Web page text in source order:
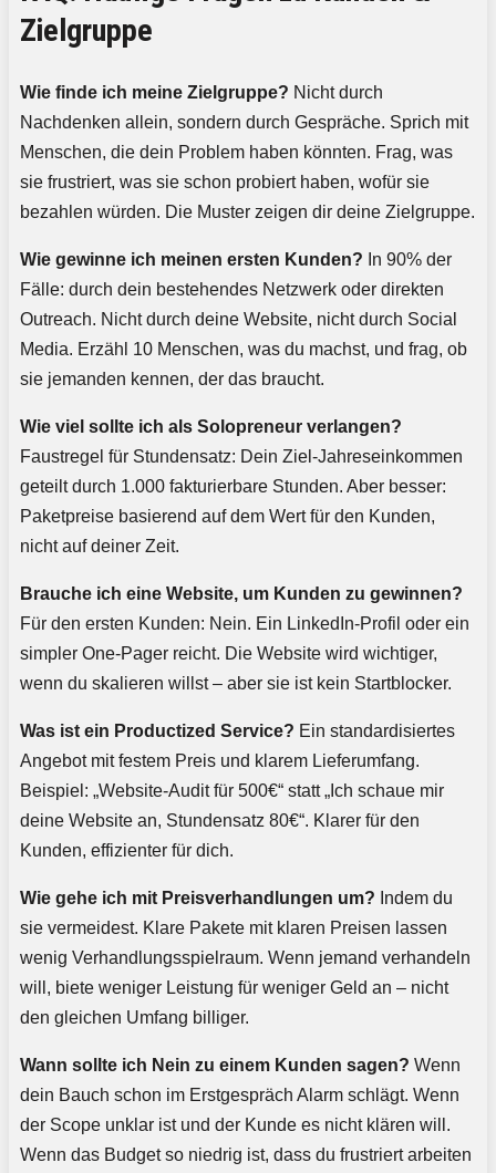
Zielgruppe
Wie finde ich meine Zielgruppe? Nicht durch
Nachdenken allein, sondern durch Gespräche. Sprich mit
Menschen, die dein Problem haben könnten. Frag, was
sie frustriert, was sie schon probiert haben, wofür sie
bezahlen würden. Die Muster zeigen dir deine Zielgruppe.
Wie gewinne ich meinen ersten Kunden? In 90% der
Fälle: durch dein bestehendes Netzwerk oder direkten
Outreach. Nicht durch deine Website, nicht durch Social
Media. Erzähl 10 Menschen, was du machst, und frag, ob
sie jemanden kennen, der das braucht.
Wie viel sollte ich als Solopreneur verlangen?
Faustregel für Stundensatz: Dein Ziel-Jahreseinkommen
geteilt durch 1.000 fakturierbare Stunden. Aber besser:
Paketpreise basierend auf dem Wert für den Kunden,
nicht auf deiner Zeit.
Brauche ich eine Website, um Kunden zu gewinnen?
Für den ersten Kunden: Nein. Ein LinkedIn-Profil oder ein
simpler One-Pager reicht. Die Website wird wichtiger,
wenn du skalieren willst – aber sie ist kein Startblocker.
Was ist ein Productized Service? Ein standardisiertes
Angebot mit festem Preis und klarem Lieferumfang.
Beispiel: „Website-Audit für 500€“ statt „Ich schaue mir
deine Website an, Stundensatz 80€“. Klarer für den
Kunden, effizienter für dich.
Wie gehe ich mit Preisverhandlungen um? Indem du
sie vermeidest. Klare Pakete mit klaren Preisen lassen
wenig Verhandlungsspielraum. Wenn jemand verhandeln
will, biete weniger Leistung für weniger Geld an – nicht
den gleichen Umfang billiger.
Wann sollte ich Nein zu einem Kunden sagen? Wenn
dein Bauch schon im Erstgespräch Alarm schlägt. Wenn
der Scope unklar ist und der Kunde es nicht klären will.
Wenn das Budget so niedrig ist, dass du frustriert arbeiten